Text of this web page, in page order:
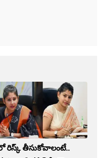
రిస్క్ తీసుకోవాలంటే..